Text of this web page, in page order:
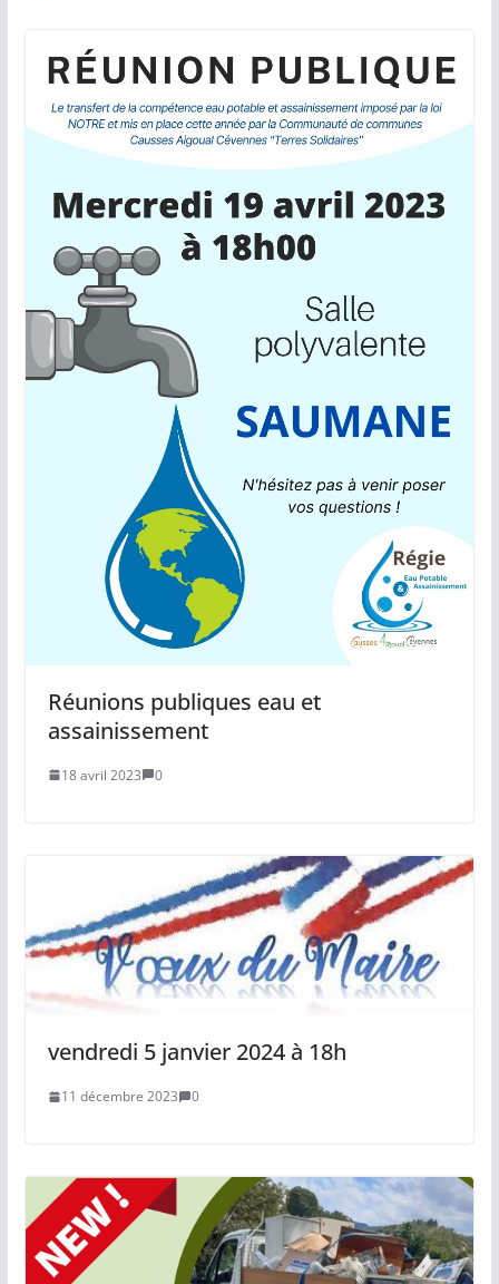
Réunions publiques eau et
assainissement
18 avril 2023 0
vendredi 5 janvier 2024 à 18h
11 décembre 2023 0